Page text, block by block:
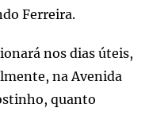
Ferreira.
nos dias úteis,
na Avenida
quanto